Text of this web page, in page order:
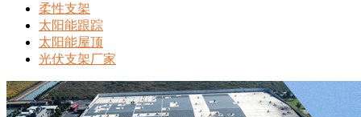
柔性支架
太阳能跟踪
太阳能屋顶
光伏支架厂家